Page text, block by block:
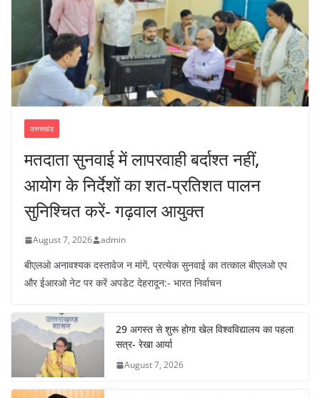
उत्तराखंड
मतदाता सुनवाई में लापरवाही बर्दाश्त नहीं,
आयोग के निर्देशों का शत-प्रतिशत पालन
सुनिश्चित करें- गढ़वाल आयुक्त
August 7, 2026 admin
बीएलओ अनावश्यक दस्तावेज न मांगें, प्रत्येक सुनवाई का तत्काल बीएलओ एप
और ईआरओ नेट पर करें अपडेट देहरादून:- भारत निर्वाचन
29 अगस्त से शुरू होगा खेल विश्वविद्यालय का पहला
सत्र- रेखा आर्या
August 7, 2026